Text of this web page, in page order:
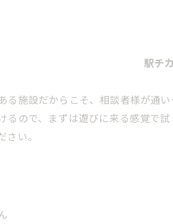
駅チ
る施設だからこそ、相談者様が通
るので、まずは遊びに来る感覚で
い。